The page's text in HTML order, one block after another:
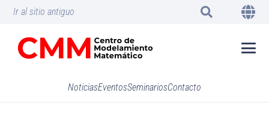
Ir al sitio antiguo
NoticiasEventosSeminariosContacto